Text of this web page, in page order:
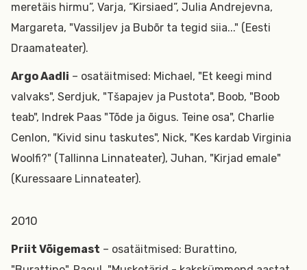
meretäis hirmu”, Varja, “Kirsiaed”, Julia Andrejevna,
Margareta, "Vassiljev ja Bubõr ta tegid siia..." (Eesti
Draamateater).
Argo Aadli – osatäitmised: Michael, "Et keegi mind
valvaks", Serdjuk, "Tšapajev ja Pustota", Boob, "Boob
teab", Indrek Paas "Tõde ja õigus. Teine osa", Charlie
Cenlon, "Kivid sinu taskutes", Nick, "Kes kardab Virginia
Woolfi?" (Tallinna Linnateater), Juhan, "Kirjad emale"
(Kuressaare Linnateater).
2010
Priit Võigemast – osatäitmised: Burattino,